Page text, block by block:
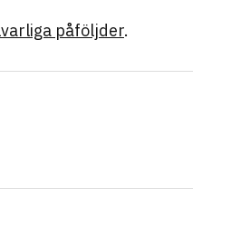
påföljder.